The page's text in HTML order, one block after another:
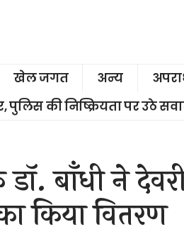
खेल जगत अन्य
पुलिस की निष्क्रियता पर उठे
बाँधी ने
किया वितरण